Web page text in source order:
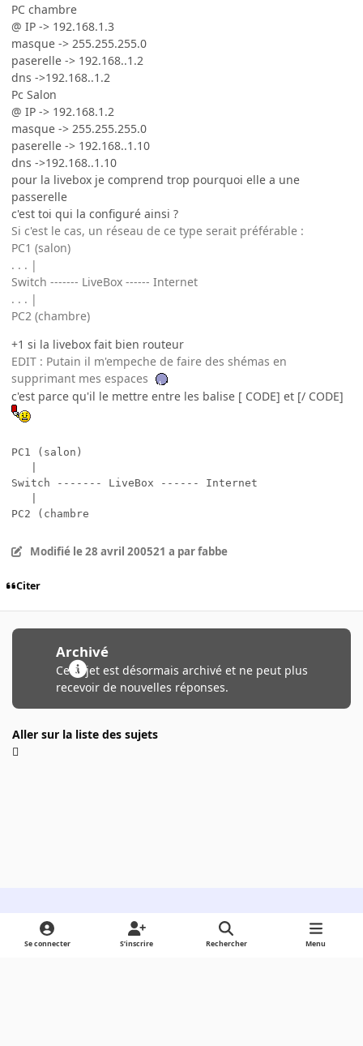
PC chambre
@ IP -> 192.168.1.3
masque -> 255.255.255.0
paserelle -> 192.168..1.2
dns ->192.168..1.2
Pc Salon
@ IP -> 192.168.1.2
masque -> 255.255.255.0
paserelle -> 192.168..1.10
dns ->192.168..1.10
pour la livebox je comprend trop pourquoi elle a une
passerelle
c'est toi qui la configuré ainsi ?
Si c'est le cas, un réseau de ce type serait préférable :
PC1 (salon)
. . . |
Switch ------- LiveBox ------ Internet
. . . |
PC2 (chambre)
+1 si la livebox fait bien routeur
EDIT : Putain il m'empeche de faire des shémas en
supprimant mes espaces
c'est parce qu'il le mettre entre les balise [ CODE] et [/ CODE]
PC1 (salon)
Switch ------- LiveBox ------ Internet
PC2 (chambre
Modifié le 28 avril 200521 a par fabbe
Citer
Archivé
Ce sujet est désormais archivé et ne peut plus
recevoir de nouvelles réponses.
Aller sur la liste des sujets
Light ModeDark ModeSystem Preference
Se connecter S’inscrire Rechercher Menu